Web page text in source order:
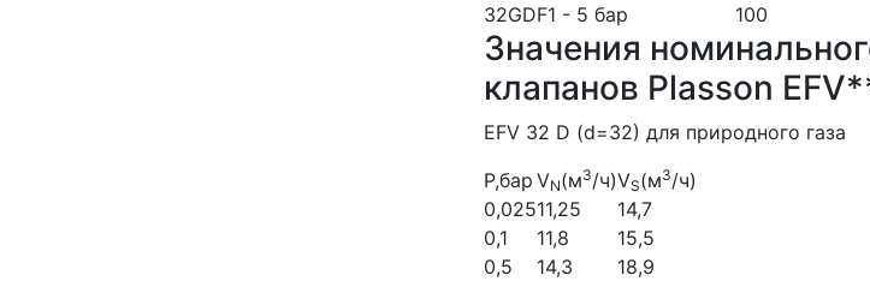
32GDF1 - 5 бар 100
Значения
клапанов Plasson
EFV 32 D (d=32) для природного газа
Р,бар VN(м3/ч)VS(м3/ч)
0,025
0,1
0,5
11,25
11,8
14,3
14,7
15,5
18,9